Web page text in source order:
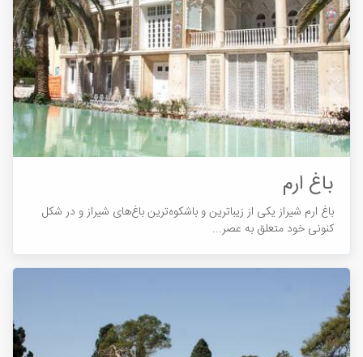
باغ ارم
باغ ارم شیراز یکی از زیباترین و باشکوه‌ترین باغ‌های شیراز و در شکل
کنونی خود متعلق به عصر...